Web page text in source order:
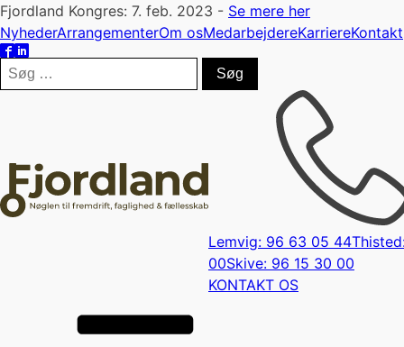
Fjordland Kongres: 7. feb. 2023 - Se mere her
NyhederArrangementerOm osMedarbejdereKarriereKontakt
Søg
efter:
Lemvig: 96 63 05 44
00Skive: 96 15 30 00
KONTAKT OS